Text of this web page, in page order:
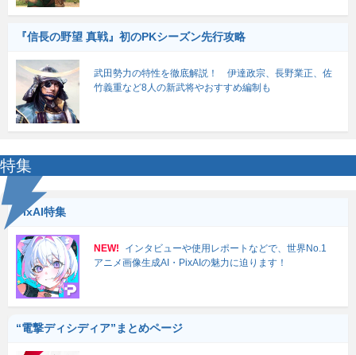
『信長の野望 真戦』初のPKシーズン先行攻略
武田勢力の特性を徹底解説！ 伊達政宗、長野業正、佐
竹義重など8人の新武将やおすすめ編制も
特集
PixAI特集
NEW!
インタビューや使用レポートなどで、世界No.1
アニメ画像生成AI・PixAIの魅力に迫ります！
“電撃ディシディア”まとめページ